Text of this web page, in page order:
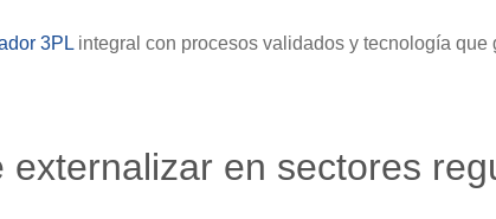
3PL integral con procesos validados y tecnología que
externalizar en sectores